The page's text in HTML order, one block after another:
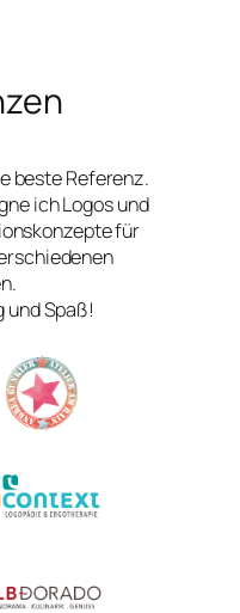
beste Referenz.
ich Logos und
für
und Spaß!